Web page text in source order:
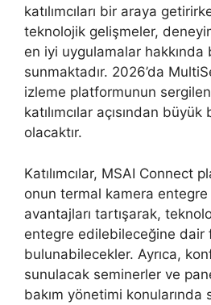
katılımcıları bir araya
teknolojik gelişmeler,
en iyi uygulamalar hakkında
sunmaktadır. 2026’da
izleme platformunun
katılımcılar açısından
olacaktır.
Katılımcılar, MSAI Connect
onun termal kamera entegre
avantajları tartışarak,
entegre edilebileceğine dair
bulunabilecekler. Ayrıca,
sunulacak seminerler ve
bakım yönetimi konularında